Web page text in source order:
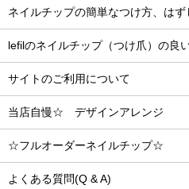
ネイルチップの簡単なつけ方、はず
lefilのネイルチップ（つけ爪）の良
サイトのご利用について
当店自慢☆ デザインアレンジ
☆フルオーダーネイルチップ☆
よくある質問(Q & A)